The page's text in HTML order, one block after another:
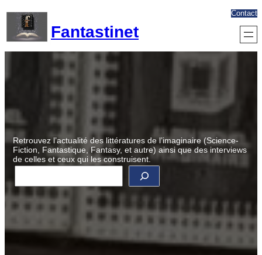
contenu
Fantastinet
Contact
Retrouvez l’actualité des littératures de l’imaginaire (Science-
Fiction, Fantastique, Fantasy, et autre) ainsi que des interviews
de celles et ceux qui les construisent.
R
c
h
e
h